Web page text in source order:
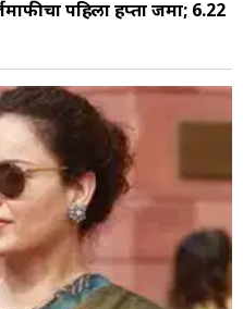
पहिला हप्ता जमा; 6.22